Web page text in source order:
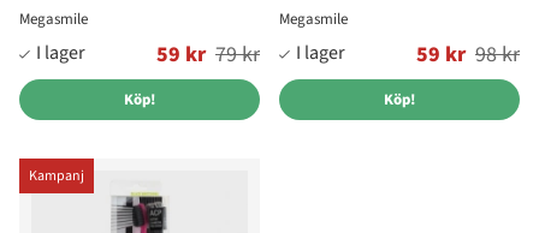
Megasmile
59 kr
Ordinarie pris: 79 kr
Köp!
Megasmile
59 kr
Ordinarie pris: 98 kr
Köp!
Kampanj